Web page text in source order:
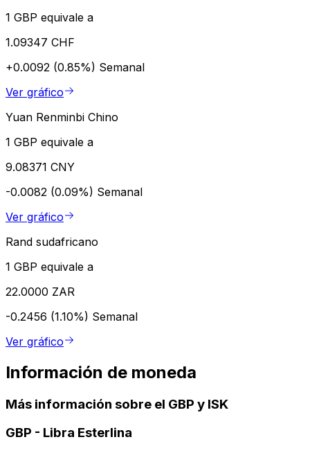
1 GBP equivale a
1.09347 CHF
+0.0092 (0.85%) Semanal
Ver gráfico
Yuan Renminbi Chino
1 GBP equivale a
9.08371 CNY
-0.0082 (0.09%) Semanal
Ver gráfico
Rand sudafricano
1 GBP equivale a
22.0000 ZAR
-0.2456 (1.10%) Semanal
Ver gráfico
Información de moneda
Más información sobre el GBP y ISK
GBP - Libra Esterlina